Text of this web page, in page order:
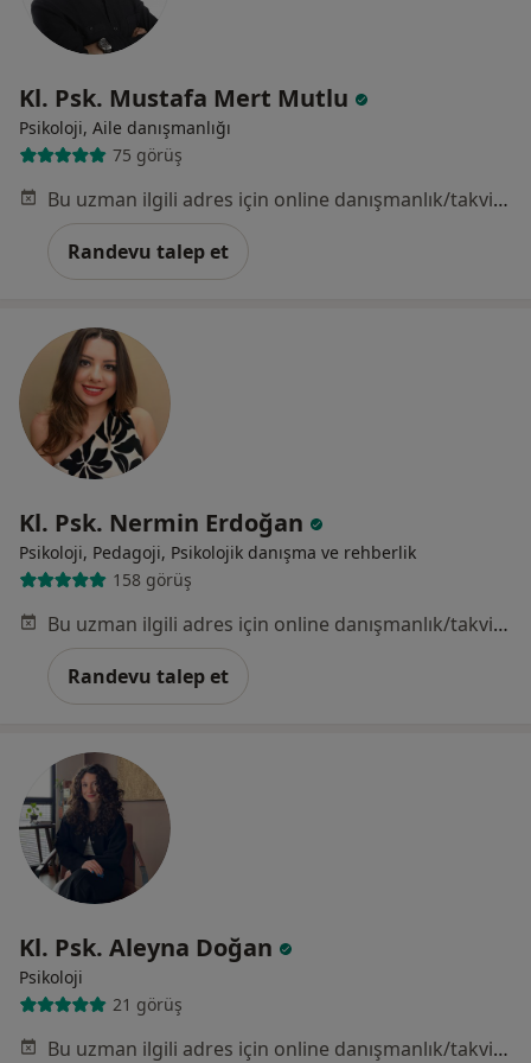
Kl. Psk. Mustafa Mert Mutlu
Psikoloji, Aile danışmanlığı
75 görüş
Bu uzman ilgili adres için online danışmanlık/takvim sunmuyor.
Randevu talep et
Kl. Psk. Nermin Erdoğan
Psikoloji, Pedagoji, Psikolojik danışma ve rehberlik
158 görüş
Bu uzman ilgili adres için online danışmanlık/takvim sunmuyor.
Randevu talep et
Kl. Psk. Aleyna Doğan
Psikoloji
21 görüş
Bu uzman ilgili adres için online danışmanlık/takvim sunmuyor.